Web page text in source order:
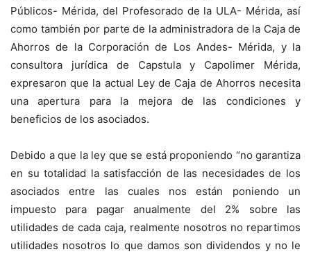
Públicos- Mérida, del Profesorado de la ULA- Mérida, así
como también por parte de la administradora de la Caja de
Ahorros de la Corporación de Los Andes- Mérida, y la
consultora jurídica de Capstula y Capolimer Mérida,
expresaron que la actual Ley de Caja de Ahorros necesita
una apertura para la mejora de las condiciones y
beneficios de los asociados.
Debido a que la ley que se está proponiendo “no garantiza
en su totalidad la satisfacción de las necesidades de los
asociados entre las cuales nos están poniendo un
impuesto para pagar anualmente del 2% sobre las
utilidades de cada caja, realmente nosotros no repartimos
utilidades nosotros lo que damos son dividendos y no le